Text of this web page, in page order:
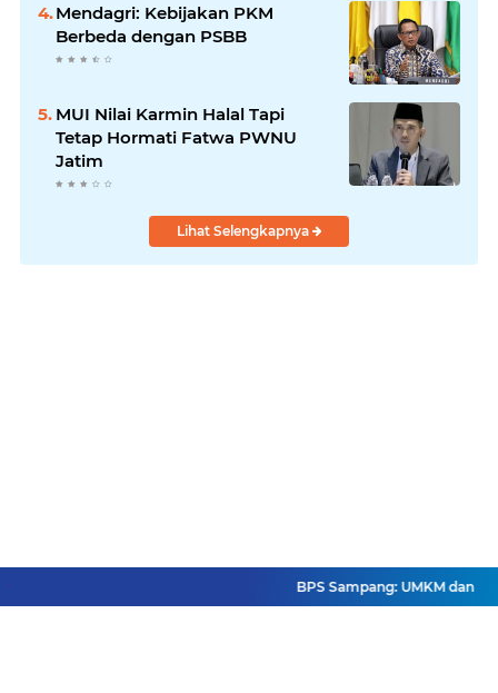
Mendagri: Kebijakan PKM
Berbeda dengan PSBB
MUI Nilai Karmin Halal Tapi
Tetap Hormati Fatwa PWNU
Jatim
Lihat Selengkapnya
BPS Sampang: UMKM dan